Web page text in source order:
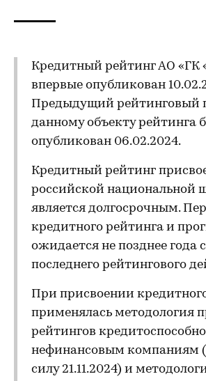
Кредитный рейтинг АО «ГК
впервые опубликован
Предыдущий рейтинговый
данному объекту рейтинга
опубликован 06.02.2024.
Кредитный рейтинг
российской национальной
является долгосрочным.
кредитного рейтинга и
ожидается не позднее года
последнего рейтингового
При присвоении
применялась методология
рейтингов
нефинансовым компаниям
силу 21.11.2024) и